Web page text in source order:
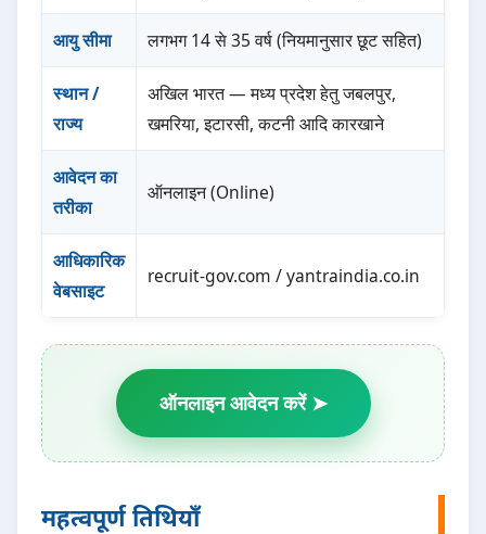
आयु सीमा लगभग 14 से 35 वर्ष (नियमानुसार छूट सहित)
स्थान /
राज्य
अखिल भारत — मध्य प्रदेश हेतु जबलपुर,
खमरिया, इटारसी, कटनी आदि कारखाने
आवेदन का
तरीका
ऑनलाइन (Online)
आधिकारिक
वेबसाइट
recruit-gov.com / yantraindia.co.in
ऑनलाइन आवेदन करें ➤
महत्वपूर्ण तिथियाँ